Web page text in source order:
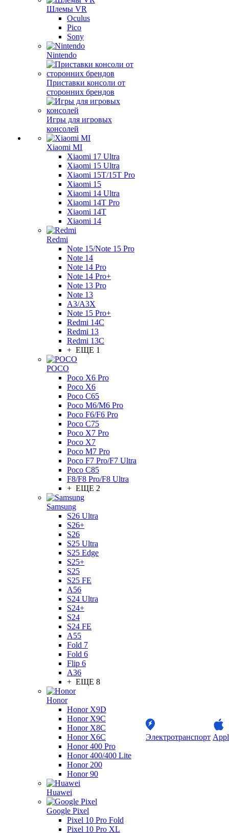
Шлемы VR
Oculus
Pico
Sony
Nintendo
Приставки консоли от
сторонних брендов
Игры для игровых
консолей
Xiaomi MI
Xiaomi 17 Ultra
Xiaomi 15 Ultra
Xiaomi 15T/15T Pro
Xiaomi 15
Xiaomi 14 Ultra
Xiaomi 14T Pro
Xiaomi 14T
Xiaomi 14
Redmi
Note 15/Note 15 Pro
Note 14
Note 14 Pro
Note 14 Pro+
Note 13 Pro
Note 13
A3/A3X
Note 15 Pro+
Redmi 14C
Redmi 13
Redmi 13C
+ ЕЩЕ 1
POCO
Poco X6 Pro
Poco X6
Poco C65
Poco M6/M6 Pro
Poco F6/F6 Pro
Poco C75
Poco X7 Pro
Poco X7
Poco M7 Pro
Poco F7 Pro/F7 Ultra
Poco C85
F8/F8 Pro/F8 Ultra
+ ЕЩЕ 2
Samsung
S26 Ultra
S26+
S26
S25 Ultra
S25 Edge
S25+
S25
S25 FE
A56
S24 Ultra
S24+
S24
S24 FE
A55
Fold 7
Fold 6
Flip 6
A36
+ ЕЩЕ 8
Honor
Honor X9D
Honor X9C
Honor X8C
Honor X6C
Honor 400 Pro
Honor 400/400 Lite
Honor 200
Honor 90
Huawei
Google Pixel
Pixel 10 Pro Fold
Pixel 10 Pro XL
Электротранспорт